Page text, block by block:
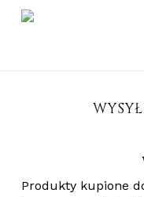
Skip
Produkty kupione